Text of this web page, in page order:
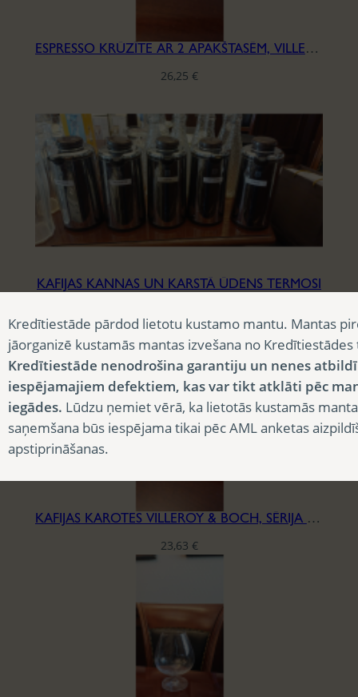
ESPRESSO KRŪZĪTE AR 2 APAKŠTASĒM, VILLEROY & BOCH, SĒRIJA IVOIRE
26,25 €
KAFIJAS KANNAS UN KARSTĀ ŪDENS TERMOSI
KAFIJAS KAROTES VILLEROY & BOCH, SĒRIJA ELLA
23,63 €
Kredītiestāde pārdod lietotu kustamo mantu. Mantas
jāorganizē kustamās mantas izvešana no
Kredītiestāde nenodrošina garantiju un nenes
iespējamajiem defektiem, kas var tikt atklāti pēc
iegādes. Lūdzu ņemiet vērā, ka lietotās kustamās
saņemšana būs iespējama tikai pēc AML anketas
apstiprināšanas.